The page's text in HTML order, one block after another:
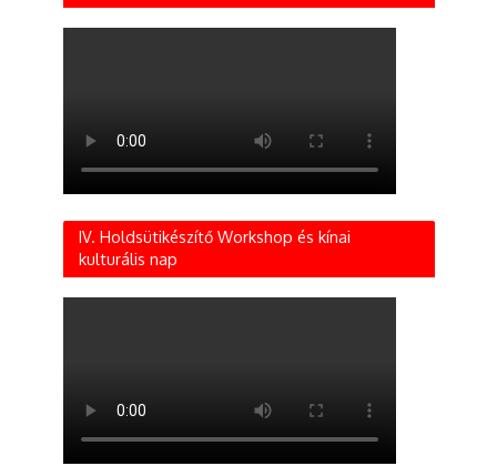
IV. Holdsütikészítő Workshop és kínai
kulturális nap